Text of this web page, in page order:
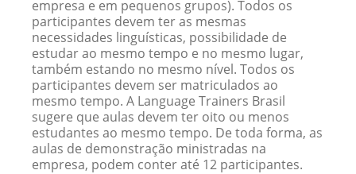
empresa e em pequenos grupos). Todos os
participantes devem ter as mesmas
necessidades linguísticas, possibilidade de
estudar ao mesmo tempo e no mesmo lugar,
também estando no mesmo nível. Todos os
participantes devem ser matriculados ao
mesmo tempo. A Language Trainers Brasil
sugere que aulas devem ter oito ou menos
estudantes ao mesmo tempo. De toda forma, as
aulas de demonstração ministradas na
empresa, podem conter até 12 participantes.